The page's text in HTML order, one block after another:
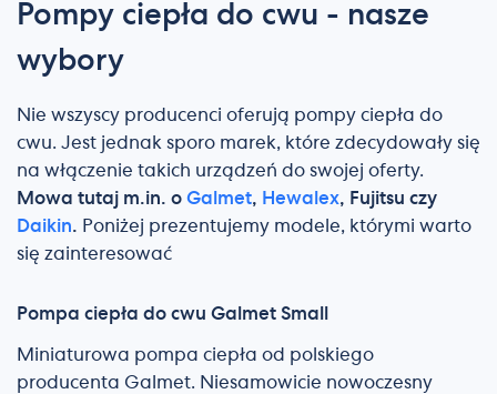
Pompy ciepła do cwu - nasze
wybory
Nie wszyscy producenci oferują pompy ciepła do
cwu. Jest jednak sporo marek, które zdecydowały się
na włączenie takich urządzeń do swojej oferty.
Mowa tutaj m.in. o Galmet, Hewalex, Fujitsu czy
Daikin. Poniżej prezentujemy modele, którymi warto
się zainteresować
Pompa ciepła do cwu Galmet Small
Miniaturowa pompa ciepła od polskiego
producenta Galmet. Niesamowicie nowoczesny